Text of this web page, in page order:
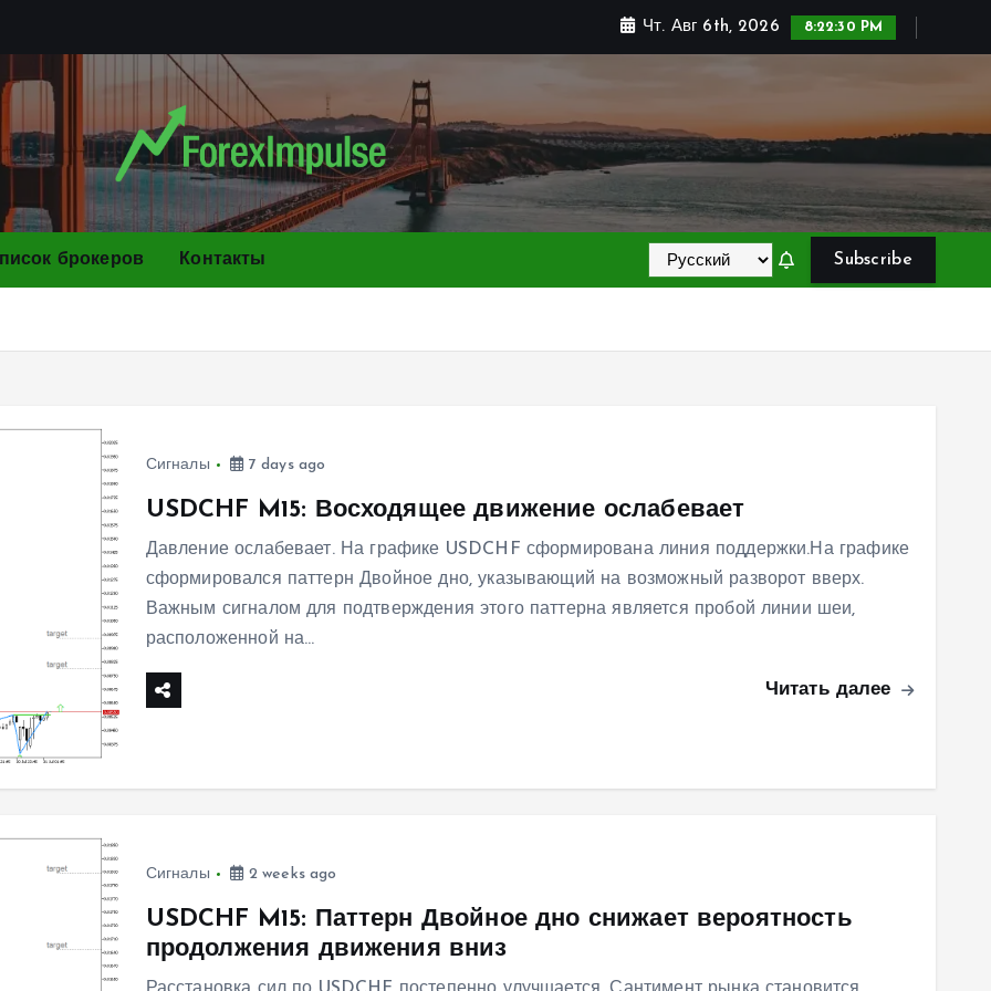
Чт. Авг 6th, 2026 8:22:31 PM
брокеров Контакты Subscribe
Сигналы 7 days ago
USDCHF M15: Восходящее движение ослабевает
Давление ослабевает. На графике USDCHF сформирована линия поддержки.На графике
сформировался паттерн Двойное дно, указывающий на возможный разворот вверх.
Важным сигналом для подтверждения этого паттерна является пробой линии шеи,
расположенной на…
Читать далее
Сигналы 2 weeks ago
USDCHF M15: Паттерн Двойное дно снижает вероятность
продолжения движения вниз